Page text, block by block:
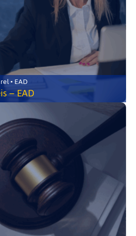
• EAD
– EAD